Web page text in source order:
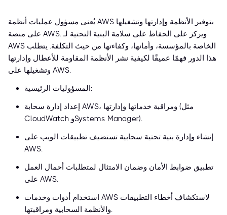
يُعنى مسؤول عمليات أنظمة AWS بتوفير الأنظمة وإدارتها وتشغيلها
على منصة AWS. ويركز على الحفاظ على سلامة البنية التحتية لـ
AWS الخاصة بالمؤسسة، وأمانها، وكفاءتها من حيث التكلفة. يتطلب
هذا الدور فهمًا عميقًا لكيفية نشر الأنظمة المقاومة للأعطال وإدارتها
وتشغيلها على AWS.
المسؤوليات الرئيسية:
إعداد إدارة سحابة AWS، ومراقبة خدماتها وإدارتها (مثل
CloudWatch وSystems Manager).
إنشاء وإدارة بنية تحتية سحابية تستضيف تطبيقات الويب على
AWS.
تطبيق ضوابط الأمان وضمان الامتثال لمتطلبات أحمال العمل
على AWS.
استخدام أدوات وخدمات AWS لاستكشاف أخطاء التطبيقات
والأنظمة السحابية ومراقبتها.